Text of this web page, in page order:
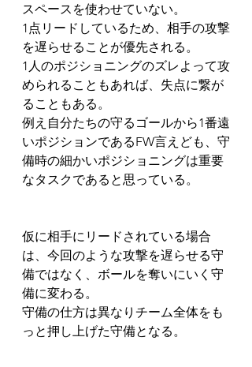
スペースを使わせていない。
1点リードしているため、相手の攻撃
を遅らせることが優先される。
1人のポジショニングのズレよって攻
められることもあれば、失点に繋が
ることもある。
例え自分たちの守るゴールから1番遠
いポジションであるFW言えども、守
備時の細かいポジショニングは重要
なタスクであると思っている。
仮に相手にリードされている場合
は、今回のような攻撃を遅らせる守
備ではなく、ボールを奪いにいく守
備に変わる。
守備の仕方は異なりチーム全体をも
っと押し上げた守備となる。